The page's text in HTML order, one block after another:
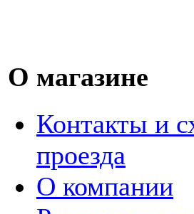
О магазине
Контакты и
проезда
О компании